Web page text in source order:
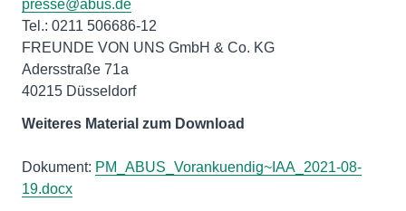
presse@abus.de
Tel.: 0211 506686-12
FREUNDE VON UNS GmbH & Co. KG
Adersstraße 71a
40215 Düsseldorf
Weiteres Material zum Download
Dokument: PM_ABUS_Vorankuendig~IAA_2021-08-
19.docx